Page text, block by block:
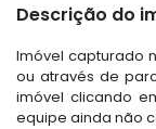
Descrição do
Imóvel capturado
ou através de
imóvel clicando
equipe ainda não